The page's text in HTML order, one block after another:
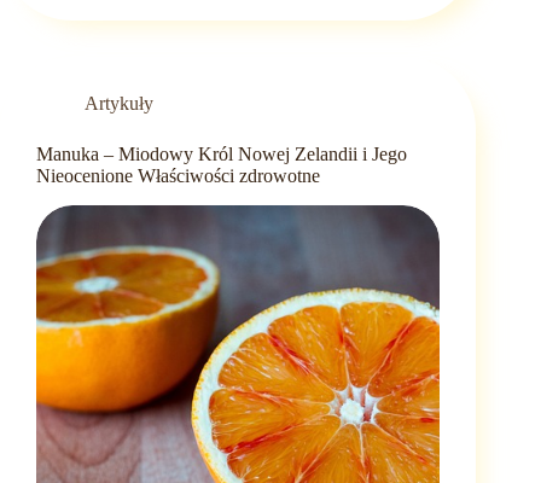
miodem
napój
z
twojej
babci,
który
twoje
podniebienie!
Artykuły
Manuka – Miodowy Król Nowej Zelandii i Jego
Nieocenione Właściwości zdrowotne